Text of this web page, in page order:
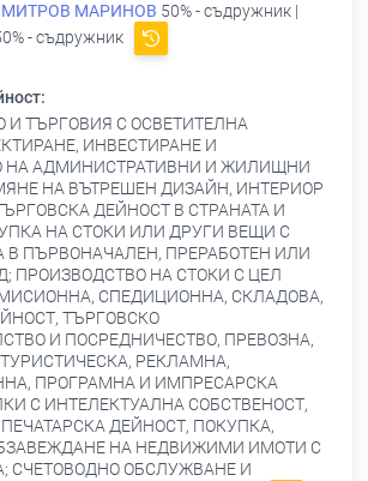
МАРИНОВ 50% - съдружник |
- съдружник
И ТЪРГОВИЯ С ОСВЕТИТЕЛНА
ИНВЕСТИРАНЕ И
НА АДМИНИСТРАТИВНИ И ЖИЛИЩНИ
НА ВЪТРЕШЕН ДИЗАЙН, ИНТЕРИОР
ДЕЙНОСТ В СТРАНАТА И
НА СТОКИ ИЛИ ДРУГИ ВЕЩИ С
В ПЪРВОНАЧАЛЕН, ПРЕРАБОТЕН ИЛИ
ПРОИЗВОДСТВО НА СТОКИ С ЦЕЛ
СПЕДИЦИОННА, СКЛАДОВА,
ТЪРГОВСКО
И ПОСРЕДНИЧЕСТВО, ПРЕВОЗНА,
РЕКЛАМНА,
ПРОГРАМНА И ИМПРЕСАРСКА
С ИНТЕЛЕКТУАЛНА СОБСТВЕНОСТ,
ДЕЙНОСТ, ПОКУПКА,
НА НЕДВИЖИМИ ИМОТИ С
СЧЕТОВОДНО ОБСЛУЖВАНЕ И